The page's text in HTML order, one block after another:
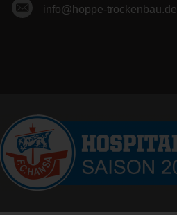
info@hoppe-trockenbau.de